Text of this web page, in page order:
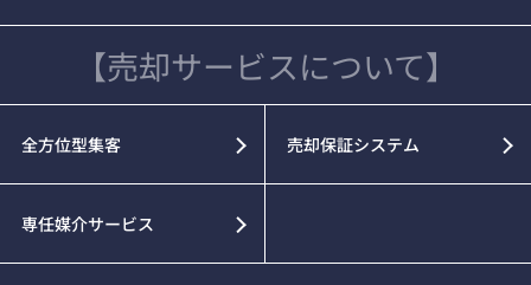
【売却サービスについて】
全方位型集客 売却保証システム
専任媒介サービス